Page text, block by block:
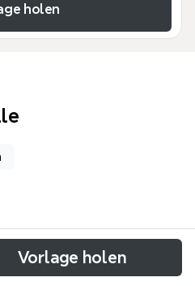
holen
es una plantilla educativa
sobre el
Vorlage holen